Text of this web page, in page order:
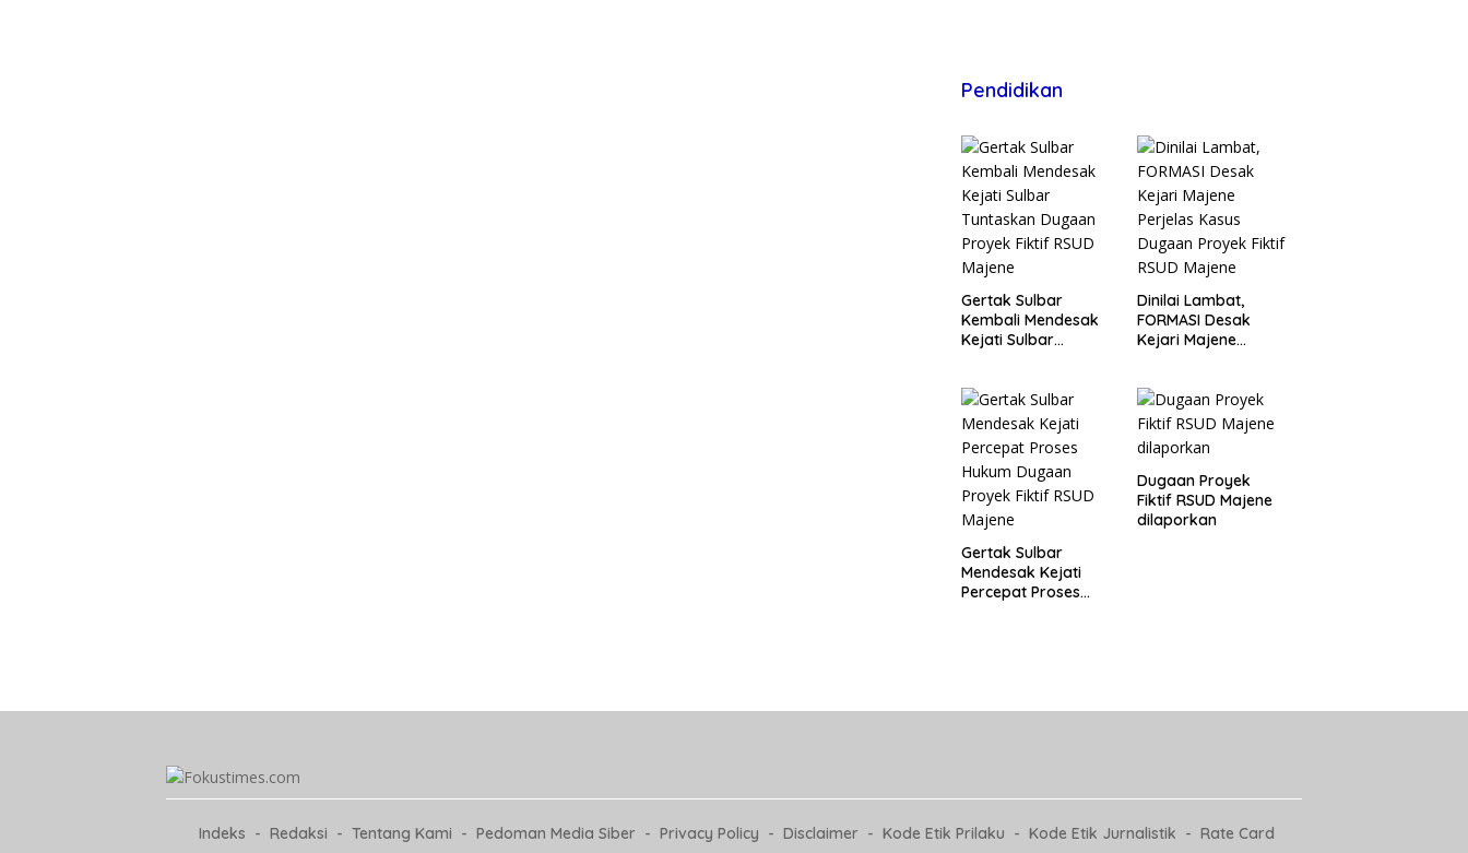
Pendidikan
Gertak Sulbar
Kembali Mendesak
Kejati Sulbar
Majene
Dinilai Lambat,
FORMASI Desak
Kejari Majene
Fiktif RSUD Majene
Gertak Sulbar
Mendesak Kejati
Percepat Proses
Dugaan Proyek
Fiktif RSUD Majene
dilaporkan
Indeks Redaksi Tentang Kami Pedoman Media Siber Privacy Policy Disclaimer Kode Etik Prilaku Kode Etik Jurnalistik
Rate Card